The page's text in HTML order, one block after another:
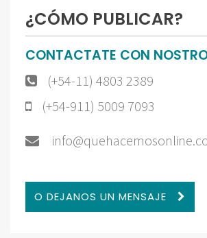
¿CÓMO PUBLICAR?
CONTACTATE CON
(+54-11) 4803 2389
(+54-911) 5009 7093
O DEJANOS UN MENSAJE